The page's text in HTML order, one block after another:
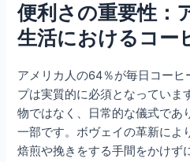
便利さの重要性：
生活におけるコー
アメリカ人の64％が毎日コーヒ
プは実質的に必須となっていま
物ではなく、日常的な儀式であ
一部です。ボヴェイの革新によ
焙煎や挽きをする手間をかけず